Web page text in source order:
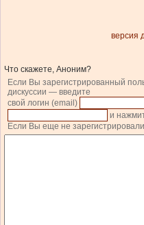
версия
Что скажете, Аноним?
Если Вы зарегистрированный
дискуссии — введите
свой логин (email)
и
Если Вы еще не